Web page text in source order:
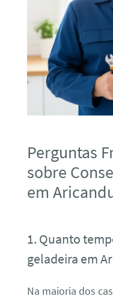
Perguntas
sobre
em
1. Quanto
geladeira em
Na maioria dos